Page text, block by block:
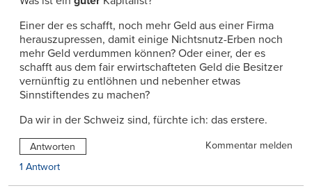
Einer der es schafft, noch mehr Geld aus einer Firma
herauszupressen, damit einige Nichtsnutz-Erben noch
mehr Geld verdummen können? Oder einer, der es
schafft aus dem fair erwirtschafteten Geld die Besitzer
vernünftig zu entlöhnen und nebenher etwas
Sinnstiftendes zu machen?
Da wir in der Schweiz sind, fürchte ich: das erstere.
Antworten
Kommentar melden
1 Antwort